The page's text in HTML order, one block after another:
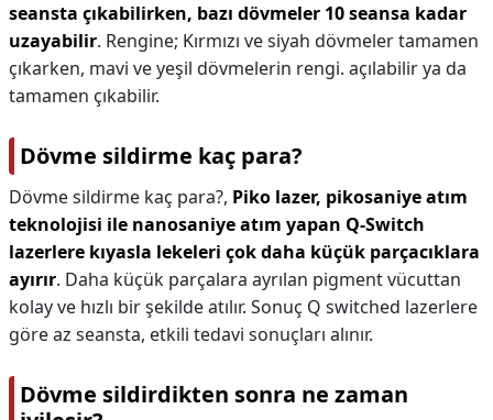
seansta çıkabilirken, bazı dövmeler 10 seansa kadar
uzayabilir. Rengine; Kırmızı ve siyah dövmeler tamamen
çıkarken, mavi ve yeşil dövmelerin rengi. açılabilir ya da
tamamen çıkabilir.
Dövme sildirme kaç para?
Dövme sildirme kaç para?, Piko lazer, pikosaniye atım
teknolojisi ile nanosaniye atım yapan Q-Switch
lazerlere kıyasla lekeleri çok daha küçük parçacıklara
ayırır. Daha küçük parçalara ayrılan pigment vücuttan
kolay ve hızlı bir şekilde atılır. Sonuç Q switched lazerlere
göre az seansta, etkili tedavi sonuçları alınır.
Dövme sildirdikten sonra ne zaman